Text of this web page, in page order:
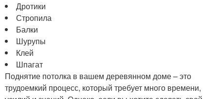
Дротики
Стропила
Балки
Шурупы
Клей
Шпагат
Поднятие потолка в вашем деревянном доме – это
трудоемкий процесс, который требует много времени,